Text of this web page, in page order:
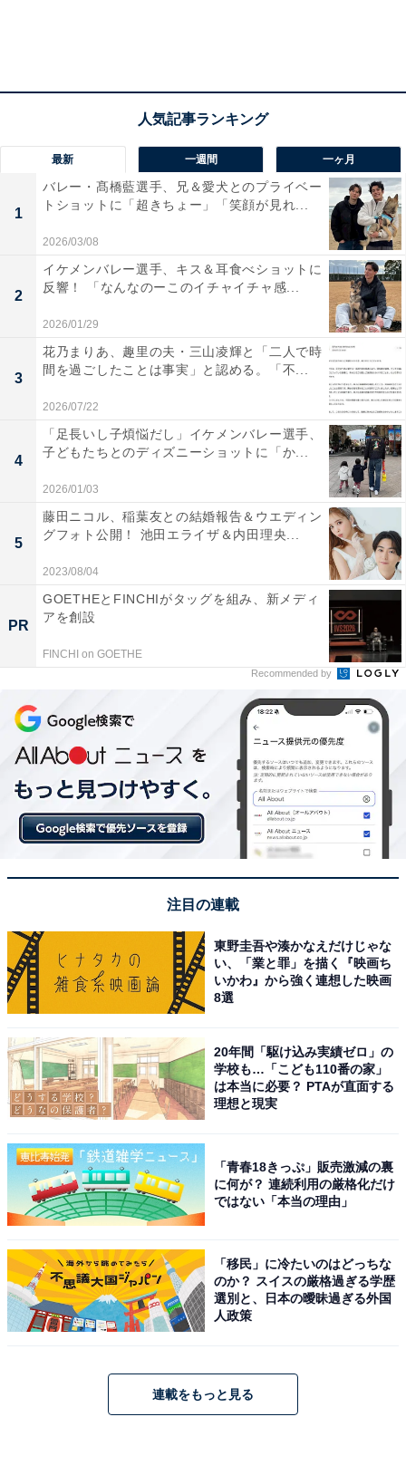
最新 一週間 一ヶ月
1
バレー・髙橋藍選手、兄＆愛犬とのプライベー
トショットに「超きちょー」「笑顔が見れ...
2026/03/08
2
イケメンバレー選手、キス＆耳食べショットに
反響！ 「なんなのーこのイチャイチャ感...
2026/01/29
3
花乃まりあ、趣里の夫・三山凌輝と「二人で時
間を過ごしたことは事実」と認める。「不...
2026/07/22
4
「足長いし子煩悩だし」イケメンバレー選手、
子どもたちとのディズニーショットに「か...
2026/01/03
5
藤田ニコル、稲葉友との結婚報告＆ウエディン
グフォト公開！ 池田エライザ＆内田理央...
2023/08/04
PR
GOETHEとFINCHIがタッグを組み、新メディ
アを創設
FINCHI on GOETHE
Recommended by
注目の連載
東野圭吾や湊かなえだけじゃな
い、「業と罪」を描く『映画ち
いかわ』から強く連想した映画
8選
20年間「駆け込み実績ゼロ」の
学校も…「こども110番の家」
は本当に必要？ PTAが直面する
理想と現実
「青春18きっぷ」販売激減の裏
に何が？ 連続利用の厳格化だけ
ではない「本当の理由」
「移民」に冷たいのはどっちな
のか？ スイスの厳格過ぎる学歴
選別と、日本の曖昧過ぎる外国
人政策
連載をもっと見る